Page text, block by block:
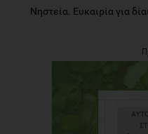
Νηστεία. Ευκαιρία για